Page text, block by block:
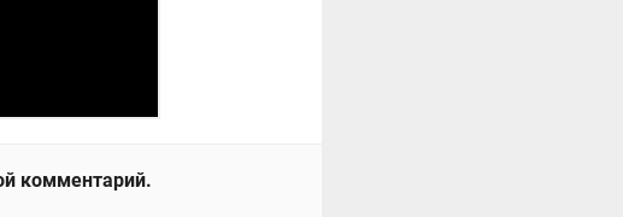
комментарий.